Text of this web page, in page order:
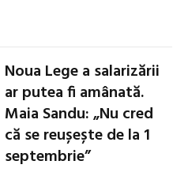
Noua Lege a salarizării
ar putea fi amânată.
Maia Sandu: „Nu cred
că se reușește de la 1
septembrie”